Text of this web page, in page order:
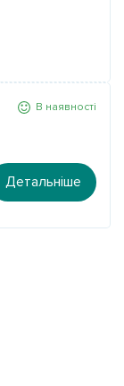
В наявності
Детальніше